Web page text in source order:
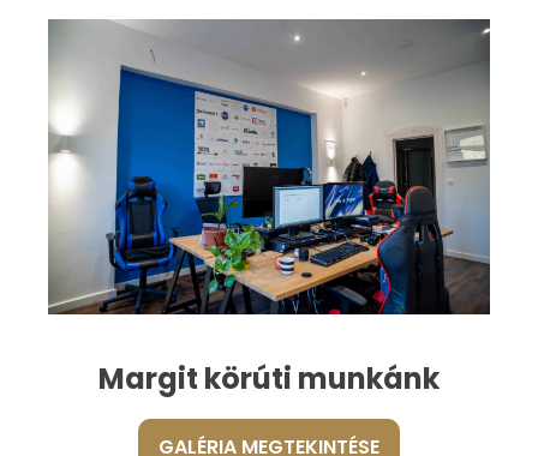
Margit körúti munkánk
GALÉRIA MEGTEKINTÉSE